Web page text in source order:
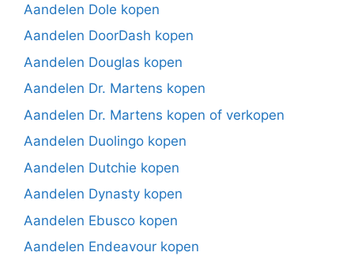
Aandelen Dole kopen
Aandelen DoorDash kopen
Aandelen Douglas kopen
Aandelen Dr. Martens kopen
Aandelen Dr. Martens kopen of verkopen
Aandelen Duolingo kopen
Aandelen Dutchie kopen
Aandelen Dynasty kopen
Aandelen Ebusco kopen
Aandelen Endeavour kopen